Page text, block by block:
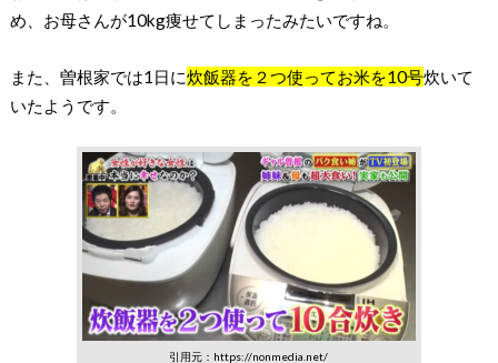
め、お母さんが10kg痩せてしまったみたいですね。
また、曽根家では1日に炊飯器を２つ使ってお米を10号炊いて
いたようです。
引用元：https://nonmedia.net/